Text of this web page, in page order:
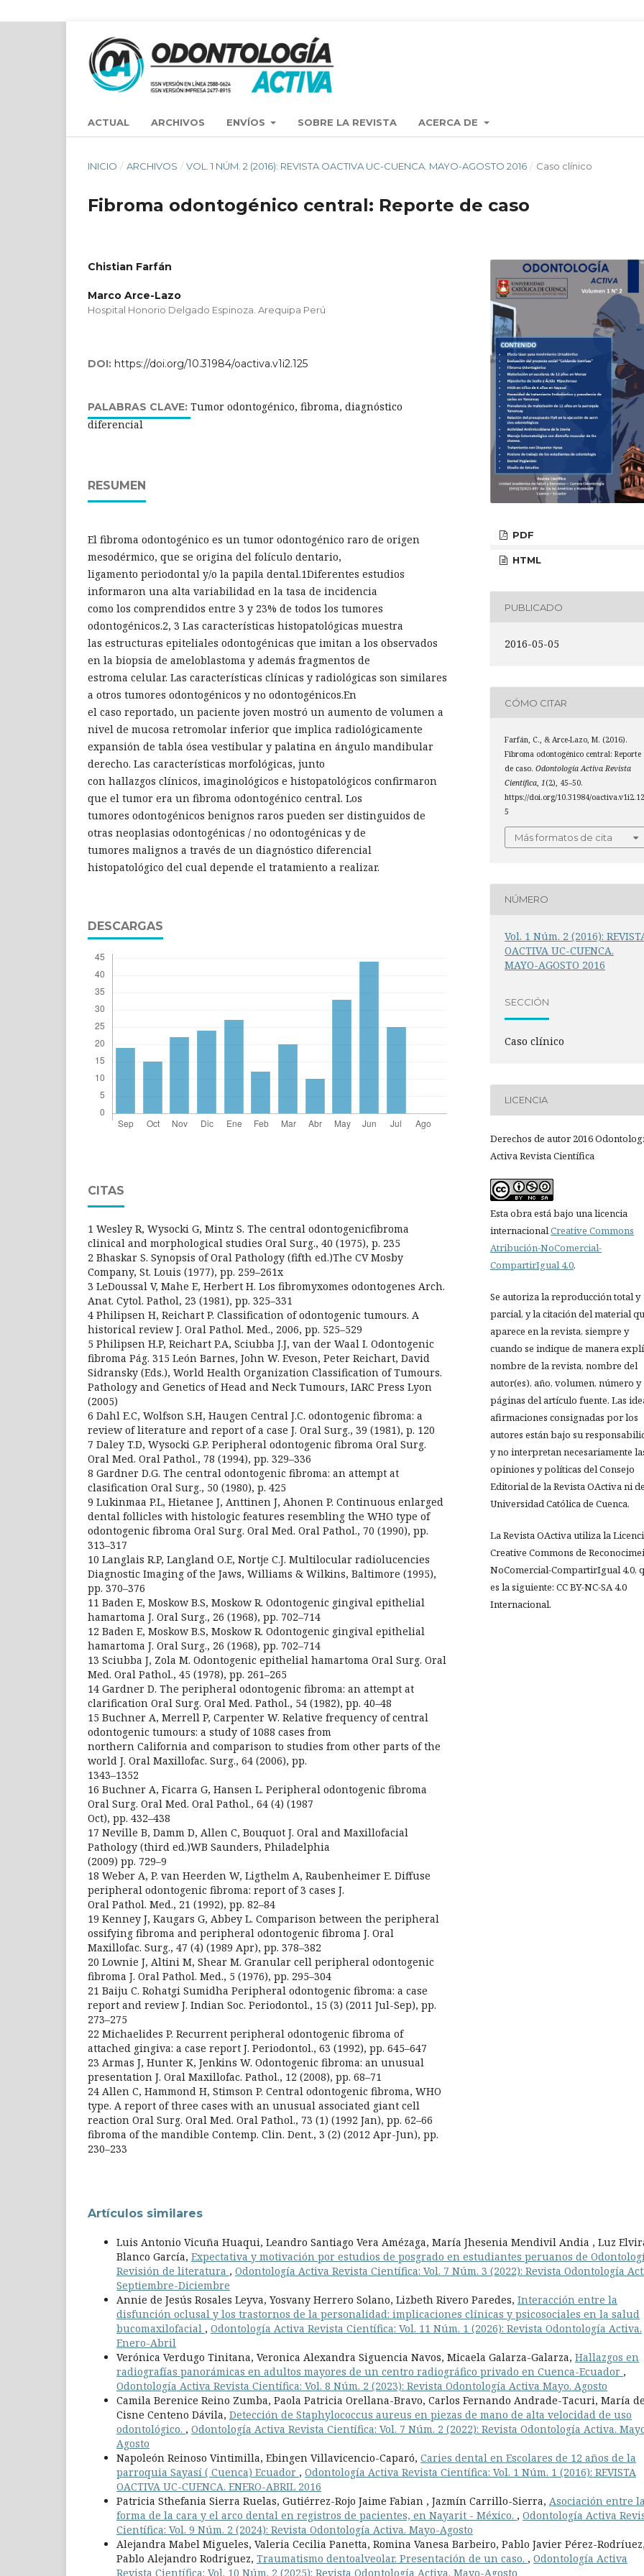
ACTUAL ARCHIVOS ENVÍOS SOBRE LA REVISTA ACERCA DE
INICIO / ARCHIVOS / VOL. 1 NÚM. 2 (2016): REVISTA OACTIVA UC-CUENCA. MAYO-AGOSTO 2016 / Caso clínico
Fibroma odontogénico central: Reporte de caso
Chistian Farfán
Marco Arce-Lazo
Hospital Honorio Delgado Espinoza. Arequipa Perú
DOI: https://doi.org/10.31984/oactiva.v1i2.125
PALABRAS CLAVE: Tumor odontogénico, fibroma, diagnóstico
diferencial
RESUMEN
El fibroma odontogénico es un tumor odontogénico raro de origen
mesodérmico, que se origina del folículo dentario,
ligamento periodontal y/o la papila dental.1Diferentes estudios
informaron una alta variabilidad en la tasa de incidencia
como los comprendidos entre 3 y 23% de todos los tumores
odontogénicos.2, 3 Las características histopatológicas muestra
las estructuras epiteliales odontogénicas que imitan a los observados
en la biopsia de ameloblastoma y además fragmentos de
estroma celular. Las características clínicas y radiológicas son similares
a otros tumores odontogénicos y no odontogénicos.En
el caso reportado, un paciente joven mostró un aumento de volumen a
nivel de mucosa retromolar inferior que implica radiológicamente
expansión de tabla ósea vestibular y palatina en ángulo mandibular
derecho. Las características morfológicas, junto
con hallazgos clínicos, imaginológicos e histopatológicos confirmaron
que el tumor era un fibroma odontogénico central. Los
tumores odontogénicos benignos raros pueden ser distinguidos de
otras neoplasias odontogénicas / no odontogénicas y de
tumores malignos a través de un diagnóstico diferencial
histopatológico del cual depende el tratamiento a realizar.
DESCARGAS
CITAS
1 Wesley R, Wysocki G, Mintz S. The central odontogenicfibroma
clinical and morphological studies Oral Surg., 40 (1975), p. 235
2 Bhaskar S. Synopsis of Oral Pathology (fifth ed.)The CV Mosby
Company, St. Louis (1977), pp. 259–261x
3 LeDoussal V, Mahe E, Herbert H. Los fibromyxomes odontogenes Arch.
Anat. Cytol. Pathol, 23 (1981), pp. 325–331
4 Philipsen H, Reichart P. Classification of odontogenic tumours. A
historical review J. Oral Pathol. Med., 2006, pp. 525–529
5 Philipsen H.P, Reichart P.A, Sciubba J.J, van der Waal I. Odontogenic
fibroma Pág. 315 León Barnes, John W. Eveson, Peter Reichart, David
Sidransky (Eds.), World Health Organization Classification of Tumours.
Pathology and Genetics of Head and Neck Tumours, IARC Press Lyon
(2005)
6 Dahl E.C, Wolfson S.H, Haugen Central J.C. odontogenic fibroma: a
review of literature and report of a case J. Oral Surg., 39 (1981), p. 120
7 Daley T.D, Wysocki G.P. Peripheral odontogenic fibroma Oral Surg.
Oral Med. Oral Pathol., 78 (1994), pp. 329–336
8 Gardner D.G. The central odontogenic fibroma: an attempt at
clasification Oral Surg., 50 (1980), p. 425
9 Lukinmaa P.L, Hietanee J, Anttinen J, Ahonen P. Continuous enlarged
dental follicles with histologic features resembling the WHO type of
odontogenic fibroma Oral Surg. Oral Med. Oral Pathol., 70 (1990), pp.
313–317
10 Langlais R.P, Langland O.E, Nortje C.J. Multilocular radiolucencies
Diagnostic Imaging of the Jaws, Williams & Wilkins, Baltimore (1995),
pp. 370–376
11 Baden E, Moskow B.S, Moskow R. Odontogenic gingival epithelial
hamartoma J. Oral Surg., 26 (1968), pp. 702–714
12 Baden E, Moskow B.S, Moskow R. Odontogenic gingival epithelial
hamartoma J. Oral Surg., 26 (1968), pp. 702–714
13 Sciubba J, Zola M. Odontogenic epithelial hamartoma Oral Surg. Oral
Med. Oral Pathol., 45 (1978), pp. 261–265
14 Gardner D. The peripheral odontogenic fibroma: an attempt at
clarification Oral Surg. Oral Med. Pathol., 54 (1982), pp. 40–48
15 Buchner A, Merrell P, Carpenter W. Relative frequency of central
odontogenic tumours: a study of 1088 cases from
northern California and comparison to studies from other parts of the
world J. Oral Maxillofac. Surg., 64 (2006), pp.
1343–1352
16 Buchner A, Ficarra G, Hansen L. Peripheral odontogenic fibroma
Oral Surg. Oral Med. Oral Pathol., 64 (4) (1987
Oct), pp. 432–438
17 Neville B, Damm D, Allen C, Bouquot J. Oral and Maxillofacial
Pathology (third ed.)WB Saunders, Philadelphia
(2009) pp. 729–9
18 Weber A, P. van Heerden W, Ligthelm A, Raubenheimer E. Diffuse
peripheral odontogenic fibroma: report of 3 cases J.
Oral Pathol. Med., 21 (1992), pp. 82–84
19 Kenney J, Kaugars G, Abbey L. Comparison between the peripheral
ossifying fibroma and peripheral odontogenic fibroma J. Oral
Maxillofac. Surg., 47 (4) (1989 Apr), pp. 378–382
20 Lownie J, Altini M, Shear M. Granular cell peripheral odontogenic
fibroma J. Oral Pathol. Med., 5 (1976), pp. 295–304
21 Baiju C. Rohatgi Sumidha Peripheral odontogenic fibroma: a case
report and review J. Indian Soc. Periodontol., 15 (3) (2011 Jul-Sep), pp.
273–275
22 Michaelides P. Recurrent peripheral odontogenic fibroma of
attached gingiva: a case report J. Periodontol., 63 (1992), pp. 645–647
23 Armas J, Hunter K, Jenkins W. Odontogenic fibroma: an unusual
presentation J. Oral Maxillofac. Pathol., 12 (2008), pp. 68–71
24 Allen C, Hammond H, Stimson P. Central odontogenic fibroma, WHO
type. A report of three cases with an unusual associated giant cell
reaction Oral Surg. Oral Med. Oral Pathol., 73 (1) (1992 Jan), pp. 62–66
fibroma of the mandible Contemp. Clin. Dent., 3 (2) (2012 Apr-Jun), pp.
230–233
PDF
HTML
PUBLICADO
2016-05-05
CÓMO CITAR
Farfán, C., & Arce-Lazo, M. (2016).
Fibroma odontogénico central: Reporte
de caso.Odontología Activa Revista
Científica,1(2), 45–50.
https://doi.org/10.31984/
5
Más formatos de cita
NÚMERO
Vol. 1 Núm. 2 (2016):
OACTIVA UC-CUENCA.
MAYO-AGOSTO 2016
SECCIÓN
Caso clínico
LICENCIA
Derechos de autor 2016
Activa Revista Científica
Esta obra está bajo una licencia
internacionalCreative Commons
Atribución-NoComercial-
CompartirIgual 4.0.
Se autoriza la reproducción total y
parcial, y la citación del material
aparece en la revista, siempre y
cuando se indique de manera
nombre de la revista, nombre del
autor(es), año, volumen, número y
páginas del artículo fuente. Las
afirmaciones consignadas por los
autores están bajo su
y no interpretan necesariamente
opiniones y políticas del Consejo
Editorial de la Revista OActiva ni
Universidad Católica de Cuenca.
La Revista OActiva utiliza la
Creative Commons de
NoComercial-CompartirIgual 4.0,
es la siguiente: CC BY-NC-SA 4.0
Internacional.
Artículos similares
Luis Antonio Vicuña Huaqui, Leandro Santiago Vera Amézaga, María Jhesenia Mendivil Andia , Luz
Blanco García, Expectativa y motivación por estudios de posgrado en estudiantes peruanos de
Revisión de literatura , Odontología Activa Revista Científica: Vol. 7 Núm. 3 (2022): Revista Odontología
Septiembre-Diciembre
Annie de Jesús Rosales Leyva, Yosvany Herrero Solano, Lizbeth Rivero Paredes, Interacción entre la
disfunción oclusal y los trastornos de la personalidad: implicaciones clínicas y psicosociales en la salud
bucomaxilofacial , Odontología Activa Revista Científica: Vol. 11 Núm. 1 (2026): Revista Odontología Activa.
Enero-Abril
Verónica Verdugo Tinitana, Veronica Alexandra Siguencia Navos, Micaela Galarza-Galarza, Hallazgos en
radiografías panorámicas en adultos mayores de un centro radiográfico privado en Cuenca-Ecuador ,
Odontología Activa Revista Científica: Vol. 8 Núm. 2 (2023): Revista Odontología Activa Mayo. Agosto
Camila Berenice Reino Zumba, Paola Patricia Orellana-Bravo, Carlos Fernando Andrade-Tacuri, María
Cisne Centeno Dávila, Detección de Staphylococcus aureus en piezas de mano de alta velocidad de uso
odontológico. , Odontología Activa Revista Científica: Vol. 7 Núm. 2 (2022): Revista Odontología Activa.
Agosto
Napoleón Reinoso Vintimilla, Ebingen Villavicencio-Caparó, Caries dental en Escolares de 12 años de la
parroquia Sayasí ( Cuenca) Ecuador , Odontología Activa Revista Científica: Vol. 1 Núm. 1 (2016): REVISTA
OACTIVA UC-CUENCA. ENERO-ABRIL 2016
Patricia Sthefania Sierra Ruelas, Gutiérrez-Rojo Jaime Fabian , Jazmín Carrillo-Sierra, Asociación entre
forma de la cara y el arco dental en registros de pacientes, en Nayarit - México. , Odontología Activa
Científica: Vol. 9 Núm. 2 (2024): Revista Odontología Activa. Mayo-Agosto
Alejandra Mabel Migueles, Valeria Cecilia Panetta, Romina Vanesa Barbeiro, Pablo Javier Pérez-
Pablo Alejandro Rodriguez, Traumatismo dentoalveolar. Presentación de un caso. , Odontología Activa
Revista Científica: Vol. 10 Núm. 2 (2025): Revista Odontología Activa. Mayo-Agosto